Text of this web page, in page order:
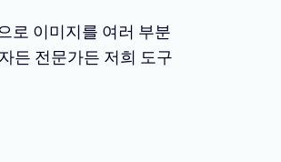
로 이미지를 여러 부분
든 전문가든 저희 도구